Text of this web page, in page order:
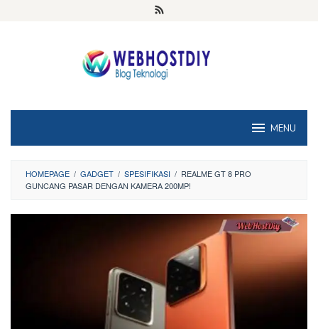
MENU
HOMEPAGE / GADGET / SPESIFIKASI / REALME GT 8 PRO
GUNCANG PASAR DENGAN KAMERA 200MP!